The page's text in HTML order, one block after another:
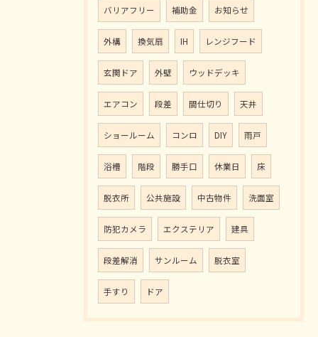
バリアフリー 補助金 お知らせ
外構 換気扇 IH レンジフード
玄関ドア 外壁 ウッドデッキ
エアコン 段差 間仕切り 天井
ショールーム コンロ DIY 雨戸
浴槽 階段 勝手口 休業日 床
脱衣所 公共施設 中古物件 洗面室
防犯カメラ エクステリア 建具
段差解消 サンルーム 脱衣室
手すり ドア